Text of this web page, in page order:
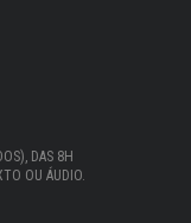
DAS 8H
OU ÁUDIO.